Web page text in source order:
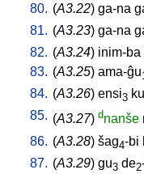
80. (A3.22) ga-na
81. (A3.23) ga-na
82. (A3.24) inim-ba
83. (A3.25) ama-ĝu
84. (A3.26) ensi3
85. (A3.27) dnanše
86. (A3.28) šag4-bi
87. (A3.29) gu3 de2